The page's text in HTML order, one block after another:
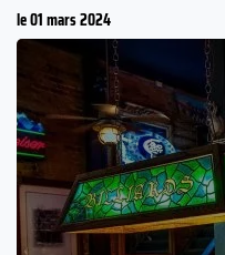
le 01 mars 2024